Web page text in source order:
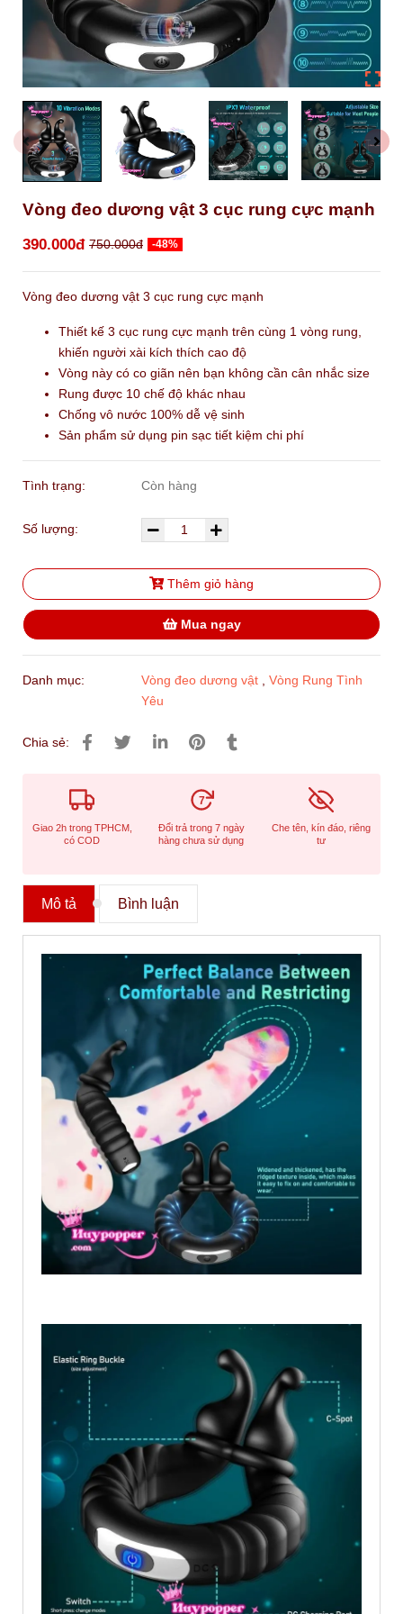
Vòng đeo dương vật 3 cục rung cực mạnh
390.000đ 750.000đ -48%
Vòng đeo dương vật 3 cục rung cực mạnh
Thiết kế 3 cục rung cực mạnh trên cùng 1 vòng rung,
khiến người xài kích thích cao độ
Vòng này có co giãn nên bạn không cần cân nhắc size
Rung được 10 chế độ khác nhau
Chống vô nước 100% dễ vệ sinh
Sản phẩm sử dụng pin sạc tiết kiệm chi phí
Tình trạng: Còn hàng
Số lượng:
Thêm giỏ hàng
Mua ngay
Danh mục: Vòng đeo dương vật , Vòng Rung Tình
Yêu
Chia sẻ:
Giao 2h trong TPHCM,
có COD
7
Đổi trả trong 7 ngày
hàng chưa sử dụng
Che tên, kín đáo, riêng
tư
Mô tả Bình luận